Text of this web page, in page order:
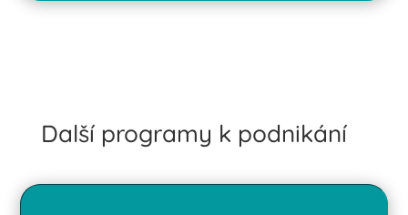
Další programy k podnikání